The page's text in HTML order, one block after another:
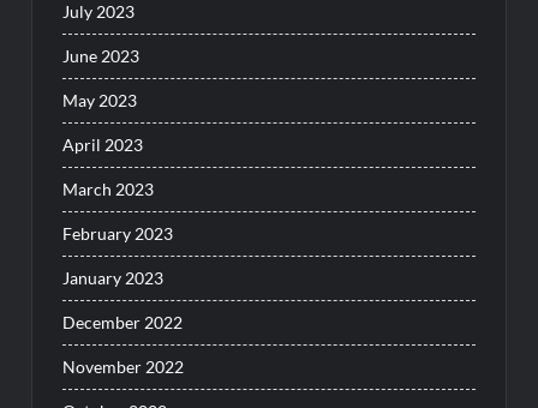
July 2023
June 2023
May 2023
April 2023
March 2023
February 2023
January 2023
December 2022
November 2022